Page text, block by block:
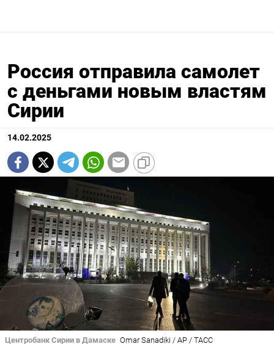
Россия отправила самолет
с деньгами новым властям
Сирии
14.02.2025
Центробанк Сирии в Дамаске Omar Sanadiki / AP / ТАСС